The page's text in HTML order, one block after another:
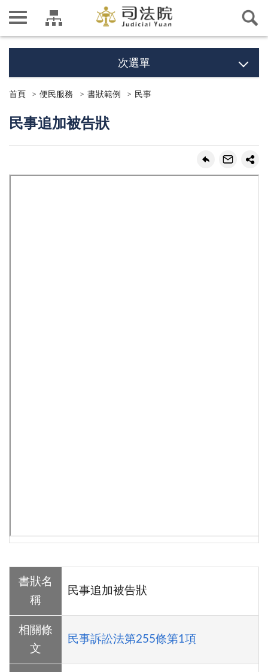
次選單
首頁 便民服務 書狀範例 民事
民事追加被告狀
書狀名
稱
民事追加被告狀
相關條
文
民事訴訟法第255條第1項